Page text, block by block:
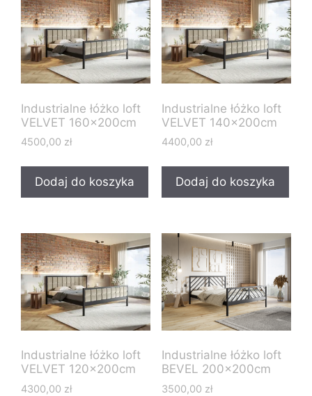
Industrialne łóżko loft
VELVET 160x200cm
4500,00 zł
Dodaj do koszyka
Industrialne łóżko loft
VELVET 140x200cm
4400,00 zł
Dodaj do koszyka
Industrialne łóżko loft
VELVET 120x200cm
4300,00 zł
Industrialne łóżko loft
BEVEL 200x200cm
3500,00 zł